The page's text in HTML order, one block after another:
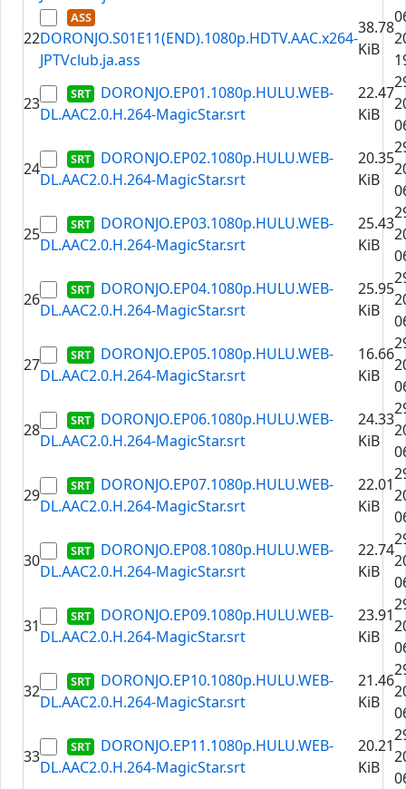
22DORONJO.S01E11(END).1080p.HDTV.AAC.x264-
JPTVclub.ja.ass
38.78
KiB
23
DORONJO.EP01.1080p.HULU.WEB-
DL.AAC2.0.H.264-MagicStar.srt
22.47
KiB
24
DORONJO.EP02.1080p.HULU.WEB-
DL.AAC2.0.H.264-MagicStar.srt
20.35
KiB
25
DORONJO.EP03.1080p.HULU.WEB-
DL.AAC2.0.H.264-MagicStar.srt
25.43
KiB
26
DORONJO.EP04.1080p.HULU.WEB-
DL.AAC2.0.H.264-MagicStar.srt
25.95
KiB
27
DORONJO.EP05.1080p.HULU.WEB-
DL.AAC2.0.H.264-MagicStar.srt
16.66
KiB
28
DORONJO.EP06.1080p.HULU.WEB-
DL.AAC2.0.H.264-MagicStar.srt
24.33
KiB
29
DORONJO.EP07.1080p.HULU.WEB-
DL.AAC2.0.H.264-MagicStar.srt
22.01
KiB
30
DORONJO.EP08.1080p.HULU.WEB-
DL.AAC2.0.H.264-MagicStar.srt
22.74
KiB
31
DORONJO.EP09.1080p.HULU.WEB-
DL.AAC2.0.H.264-MagicStar.srt
23.91
KiB
32
DORONJO.EP10.1080p.HULU.WEB-
DL.AAC2.0.H.264-MagicStar.srt
21.46
KiB
33
DORONJO.EP11.1080p.HULU.WEB-
DL.AAC2.0.H.264-MagicStar.srt
20.21
KiB